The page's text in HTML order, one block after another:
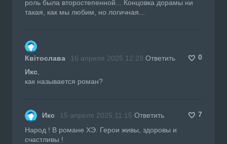
роль была второстепенной... Концовка дорамы ни
такая, как мы любим, но логичная...
Квітослава 16 апреля 2025 12:29 Ответить
0
Икс
как называется роман?
Икс 15 апреля 2025 11:15 Ответить
7
Народ ! В романе ХЭ. Герои живы, здоровы и
счастливы !